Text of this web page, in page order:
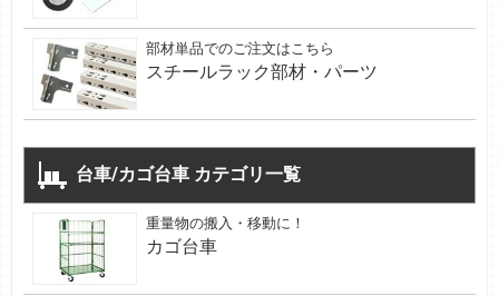
部材単品でのご注文はこちら
スチールラック部材・パーツ
台車/カゴ台車 カテゴリ一覧
重量物の搬入・移動に！
カゴ台車